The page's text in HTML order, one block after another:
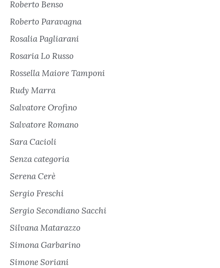
Roberto Benso
Roberto Paravagna
Rosalia Pagliarani
Rosaria Lo Russo
Rossella Maiore Tamponi
Rudy Marra
Salvatore Orofino
Salvatore Romano
Sara Cacioli
Senza categoria
Serena Cerè
Sergio Freschi
Sergio Secondiano Sacchi
Silvana Matarazzo
Simona Garbarino
Simone Soriani